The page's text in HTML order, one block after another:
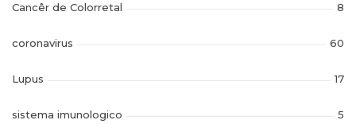
Cancêr de Colorretal 8
coronavirus 60
Lupus 17
sistema imunologico 5